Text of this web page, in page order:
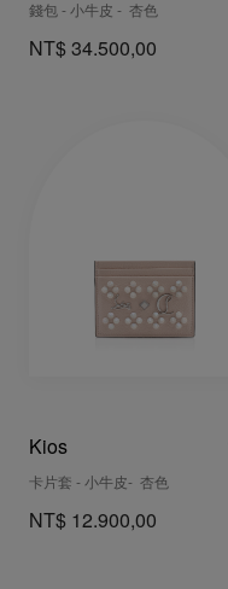
錢包 - 小牛皮 - 杏色
NT$ 34.500,00
Kios
卡片套 - 小牛皮- 杏色
NT$ 12.900,00